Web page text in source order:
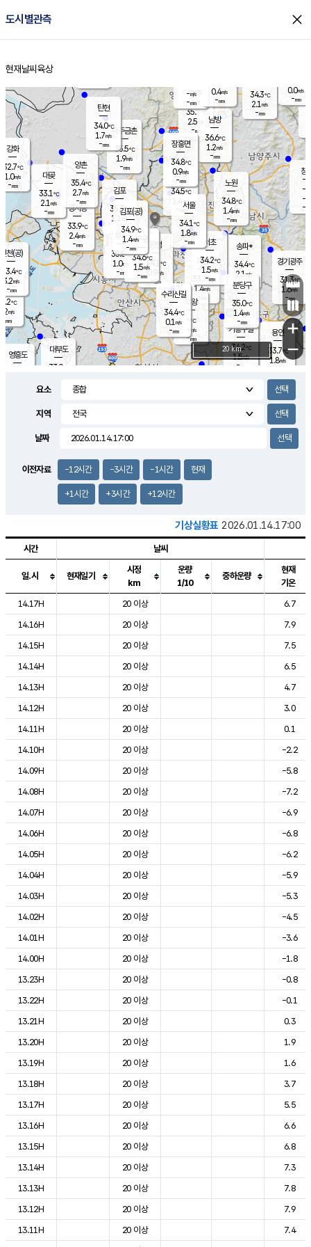
도시별관측 close
홈
현재날씨 육상
의도
℃
m/s
mm
영흥도
양주
35.7℃
2.5
-mm
과천
33.7℃
1.4m/s
- mm
용인
33.7℃
1.8m/s
경기광주
31.3℃
1.6m/s
-mm
2.4m/s
대부도
33.0
경서동
33.9℃
2.4m/s
-mm
파주금촌
35.5℃
1.9m/s
-mm
34.3℃
2.1 m/s
-mm
대곶
33.1℃
2.1 m/s
-mm
창
-
-m/
-
탄현
34.0℃
1.7m/s
-mm
0.0m/s
-mm
의왕
- ℃
-m/s
-mm
김포
35.3℃
1.1 m/s
mm
광명
34.1
℃
0.9 m/s
-mm
부천
35.8℃
1.0m/s
-mm
양촌
35.4℃
2.7m/s
-mm
구로
34.6℃
1.5m/s
-mm
은평
34.5℃
1.4 m/s
- mm
노원
34.8℃
1.4m/s
-mm
송파*
34.4℃
2.1 m/s
-mm
서초
34.2℃
1.5m/s
-mm
남방
36.6℃
1.2m/s
-mm
기흥구갈
34.2℃
1.5m/s
-
수리산길
34.4℃
0.1 m/s
-mm
분당구
35.0℃
1.4m/s
-mm
장흥면
34.8℃
0.9m/s
-mm
-m/s
-mm
강화
32.7℃
1.0m/s
-mm
인천(공)
33.4℃
3.2m/s
-mm
김포(공)
34.9℃
1.4m/s
-mm
서울
34.1℃
1.8m/s
-mm
0.4m/s
-mm
+
−
20 km
요소
지역
날짜
이전자료 -12시간 -3시간 -1시간 현재
+1시간 +3시간 +12시간
기상실황표 2026.01.14.17:00
도시별 기상실황표로 지점, 날씨, 기온, 강수, 바람, 기압등을 안내한 표입
시간 날씨
일.시 현재일기
시정
km
운량
1/10
중하운량
현재
기온
14.17H
20 이상
6.7
14.16H
20 이상
7.9
14.15H
20 이상
7.5
14.14H
20 이상
6.5
14.13H
20 이상
4.7
14.12H
20 이상
3.0
14.11H
20 이상
0.1
14.10H
20 이상
-2.2
14.09H
20 이상
-5.8
14.08H
20 이상
-7.2
14.07H
20 이상
-6.9
14.06H
20 이상
-6.8
14.05H
20 이상
-6.2
14.04H
20 이상
-5.9
14.03H
20 이상
-5.3
14.02H
20 이상
-4.5
14.01H
20 이상
-3.6
14.00H
20 이상
-1.8
13.23H
20 이상
-0.8
13.22H
20 이상
-0.1
13.21H
20 이상
0.3
13.20H
20 이상
1.9
13.19H
20 이상
1.6
13.18H
20 이상
3.7
13.17H
20 이상
5.5
13.16H
20 이상
6.6
13.15H
20 이상
6.8
13.14H
20 이상
7.3
13.13H
20 이상
7.8
13.12H
20 이상
7.9
13.11H
20 이상
7.4